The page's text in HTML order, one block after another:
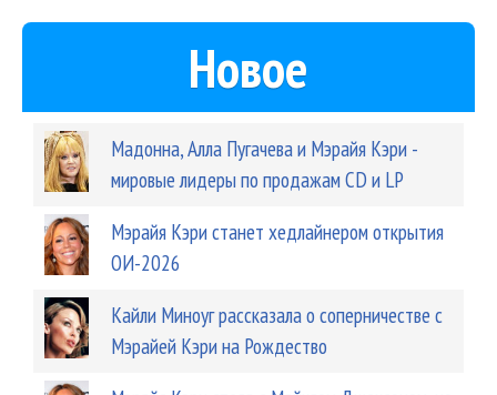
Новое
Мадонна, Алла Пугачева и Мэрайя Кэри -
мировые лидеры по продажам CD и LP
Мэрайя Кэри станет хедлайнером открытия
ОИ-2026
Кайли Миноуг рассказала о соперничестве с
Мэрайей Кэри на Рождество